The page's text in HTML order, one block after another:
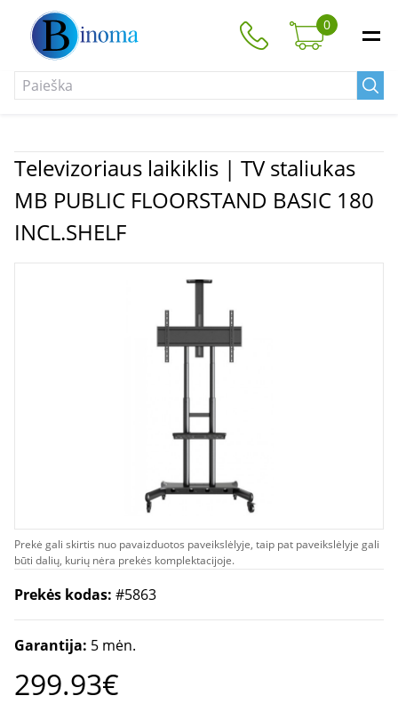
0
Televizoriaus laikiklis | TV staliukas
MB PUBLIC FLOORSTAND BASIC 180
INCL.SHELF
Prekė gali skirtis nuo pavaizduotos paveikslėlyje, taip pat paveikslėlyje gali
būti dalių, kurių nėra prekės komplektacijoje.
Prekės kodas: #5863
Garantija: 5 mėn.
299.93€